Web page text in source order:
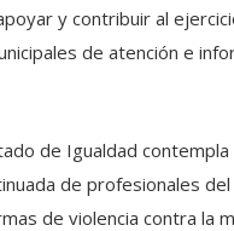
y contribuir al
de atención e
de Igualdad
de profesionales
de violencia contra la